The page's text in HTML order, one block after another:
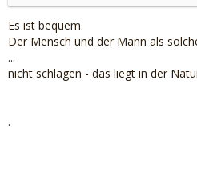
Es ist bequem.
Der Mensch und der Mann als
...
nicht schlagen - das liegt in der
.